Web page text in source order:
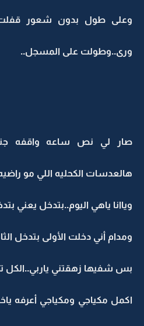
وعلى طول بدون شعور قفلت
ورى..وطولت على المسجل..
صار لي نص ساعه واقفه جنب
هالعدسات الكحليه اللي مو
وياانا ياهي اليوم..بتدخل يعني
ومدام أني دخلت الأولى بتدخل
بس شفيها زهقتني ياربي..الكل
اكمل مكياجي ومكياجي أعرفه